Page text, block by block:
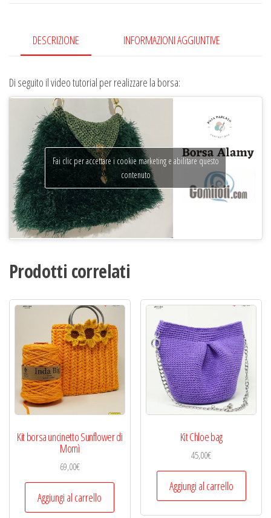
quantità
DESCRIZIONE INFORMAZIONI AGGIUNTIVE
Di seguito il video tutorial per realizzare la borsa:
Fai clic per accettare i cookie marketing e abilitare questo
contenuto
Prodotti correlati
Kit borsa uncinetto Sunflower di
Momì
69,00€
Aggiungi al carrello
Kit Chloe bag
45,00€
Aggiungi al carrello